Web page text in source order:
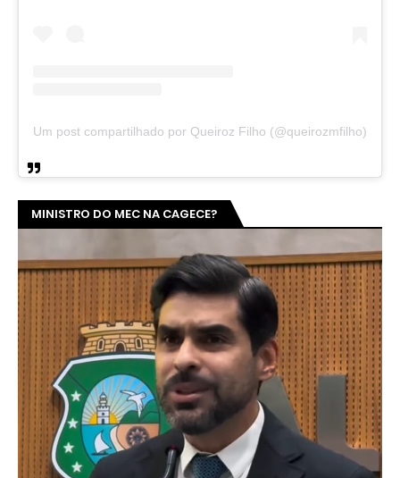
Um post compartilhado por Queiroz Filho (@queirozmfilho)
MINISTRO DO MEC NA CAGECE?